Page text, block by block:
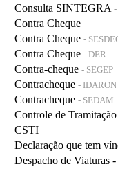
Consulta SINTEGRA -
Contra Cheque
Contra Cheque -
Contra Cheque - DER
Contra-cheque - SEGEP
Contracheque - IDARON
Contracheque - SEDAM
Controle de Tramitação
CSTI
Declaração que tem
Despacho de Viaturas